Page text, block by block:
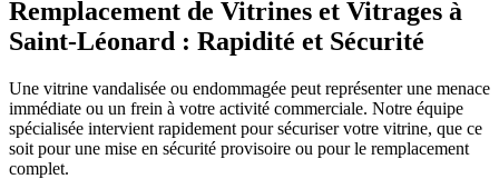
Remplacement de Vitrines et Vitrages à
Saint-Léonard : Rapidité et Sécurité
Une vitrine vandalisée ou endommagée peut représenter une menace
immédiate ou un frein à votre activité commerciale. Notre équipe
spécialisée intervient rapidement pour sécuriser votre vitrine, que ce
soit pour une mise en sécurité provisoire ou pour le remplacement
complet.